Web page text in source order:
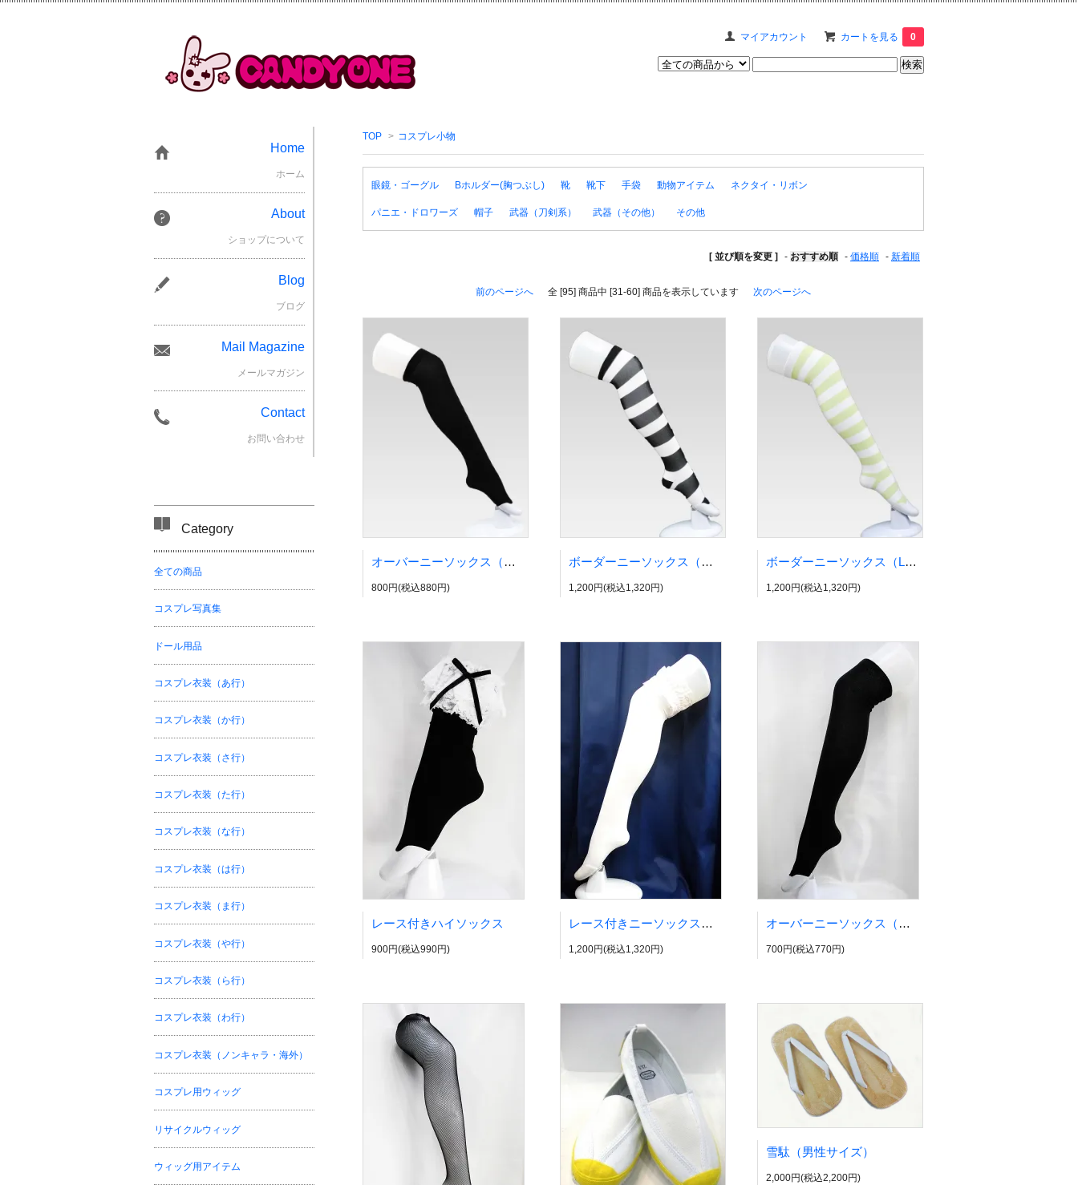
マイアカウント カートを見る 0
TOP > コスプレ小物
眼鏡・ゴーグル Bホルダー(胸つぶし) 靴 靴下 手袋 動物アイテム ネクタイ・リボン
パニエ・ドロワーズ 帽子 武器（刀剣系） 武器（その他） その他
[ 並び順を変更 ] - おすすめ順 - 価格順 - 新着順
前のページへ 全 [95] 商品中 [31-60] 商品を表示しています 次のページへ
オーバーニーソックス（綿タイプ）
800円(税込880円)
ボーダーニーソックス（幅広タイプ）
1,200円(税込1,320円)
ボーダーニーソックス（LLサイズ）
1,200円(税込1,320円)
レース付きハイソックス
900円(税込990円)
レース付きニーソックス（ホワイト×ホワイト）
1,200円(税込1,320円)
オーバーニーソックス（綿タイプ2）
700円(税込770円)
雪駄（男性サイズ）
2,000円(税込2,200円)
Home
ホーム
About
ショップについて
Blog
ブログ
Mail Magazine
メールマガジン
Contact
お問い合わせ
Category
全ての商品
コスプレ写真集
ドール用品
コスプレ衣装（あ行）
コスプレ衣装（か行）
コスプレ衣装（さ行）
コスプレ衣装（た行）
コスプレ衣装（な行）
コスプレ衣装（は行）
コスプレ衣装（ま行）
コスプレ衣装（や行）
コスプレ衣装（ら行）
コスプレ衣装（わ行）
コスプレ衣装（ノンキャラ・海外）
コスプレ用ウィッグ
リサイクルウィッグ
ウィッグ用アイテム